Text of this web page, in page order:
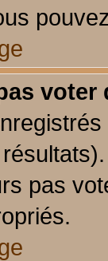
voter
pas